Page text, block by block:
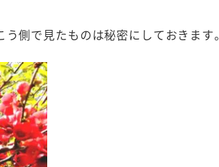
側で見たものは秘密にしておきます。